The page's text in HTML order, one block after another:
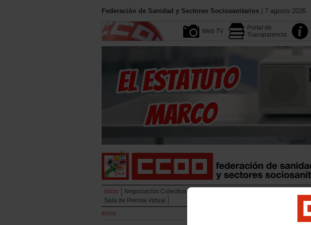
Federación de Sanidad y Sectores Sociosanitarios | 7 agosto 2026.
Web TV
Portal de
Transparencia
Inicio Negociación Colectiva
Sala de Prensa Virtual
Inicio